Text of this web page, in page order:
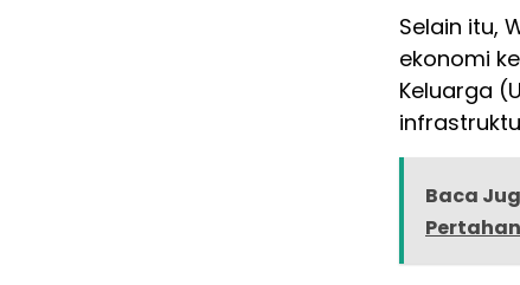
Selain itu,
ekonomi
Keluarga
Baca